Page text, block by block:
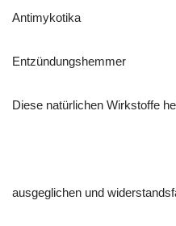
Antimykotika
Entzündungshemmer
Diese natürlichen Wirkstoffe
ausgeglichen und